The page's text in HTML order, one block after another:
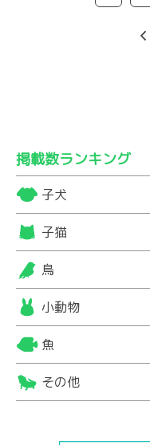
掲載数ランキング
子犬
子猫
鳥
小動物
魚
その他